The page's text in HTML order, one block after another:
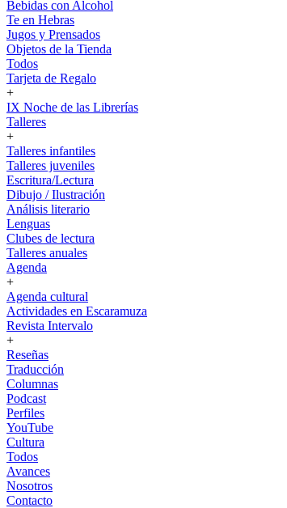
Bebidas con Alcohol
Te en Hebras
Jugos y Prensados
Objetos de la Tienda
Todos
Tarjeta de Regalo
+
IX Noche de las Librerías
Talleres
+
Talleres infantiles
Talleres juveniles
Escritura/Lectura
Dibujo / Ilustración
Análisis literario
Lenguas
Clubes de lectura
Talleres anuales
Agenda
+
Agenda cultural
Actividades en Escaramuza
Revista Intervalo
+
Reseñas
Traducción
Columnas
Podcast
Perfiles
YouTube
Cultura
Todos
Avances
Nosotros
Contacto